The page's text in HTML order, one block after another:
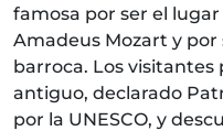
famosa por ser el
Amadeus Mozart y
barroca. Los visitantes
antiguo, declarado
por la UNESCO, y